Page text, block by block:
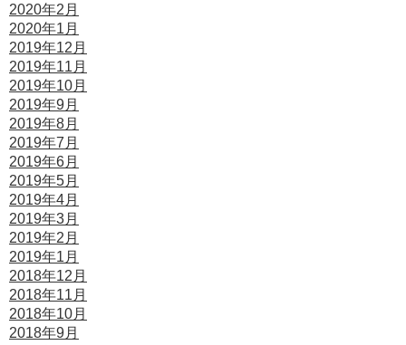
2020年2月
2020年1月
2019年12月
2019年11月
2019年10月
2019年9月
2019年8月
2019年7月
2019年6月
2019年5月
2019年4月
2019年3月
2019年2月
2019年1月
2018年12月
2018年11月
2018年10月
2018年9月